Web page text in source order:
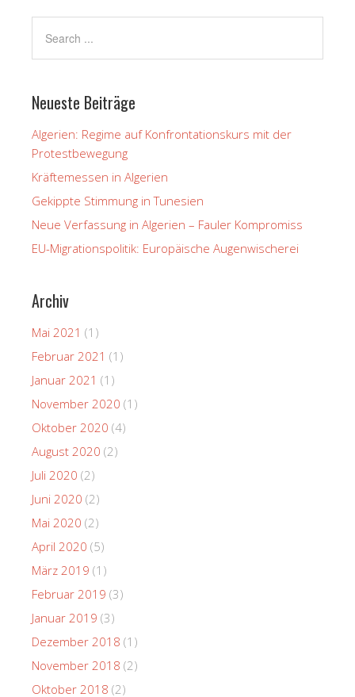
Neueste Beiträge
Algerien: Regime auf Konfrontationskurs mit der
Protestbewegung
Kräftemessen in Algerien
Gekippte Stimmung in Tunesien
Neue Verfassung in Algerien – Fauler Kompromiss
EU-Migrationspolitik: Europäische Augenwischerei
Archiv
Mai 2021 (1)
Februar 2021 (1)
Januar 2021 (1)
November 2020 (1)
Oktober 2020 (4)
August 2020 (2)
Juli 2020 (2)
Juni 2020 (2)
Mai 2020 (2)
April 2020 (5)
März 2019 (1)
Februar 2019 (3)
Januar 2019 (3)
Dezember 2018 (1)
November 2018 (2)
Oktober 2018 (2)